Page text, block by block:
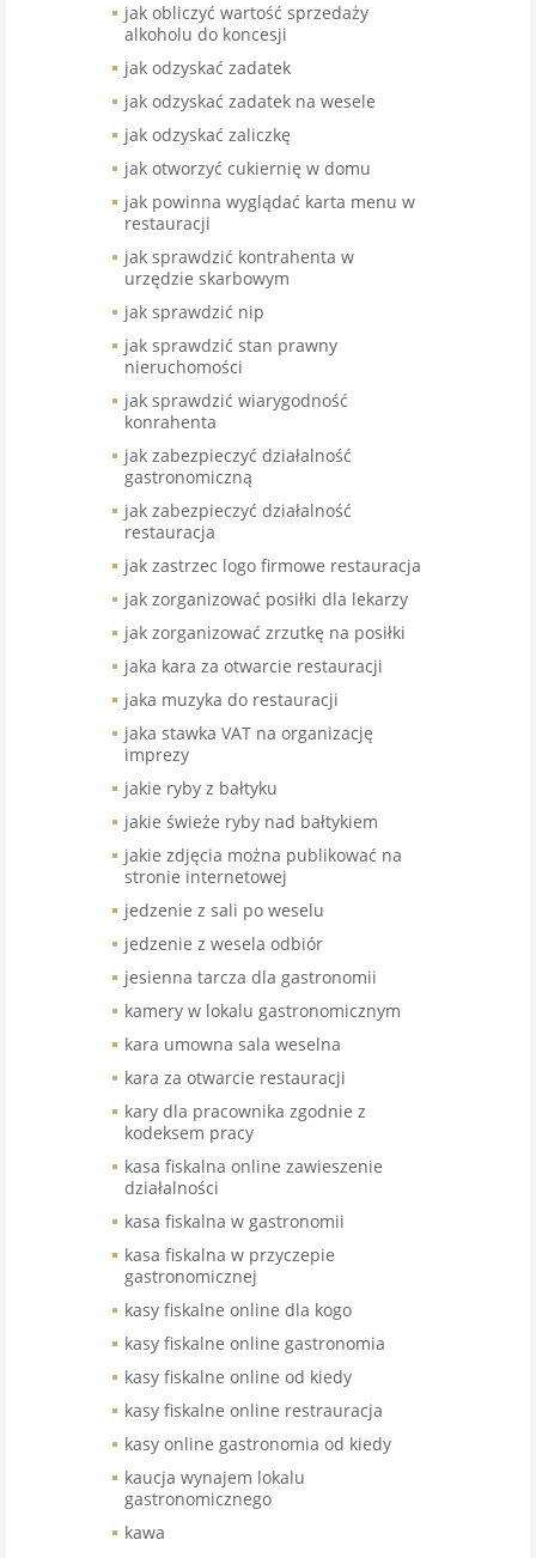
jak obliczyć wartość sprzedaży
alkoholu do koncesji
jak odzyskać zadatek
jak odzyskać zadatek na wesele
jak odzyskać zaliczkę
jak otworzyć cukiernię w domu
jak powinna wyglądać karta menu w
restauracji
jak sprawdzić kontrahenta w
urzędzie skarbowym
jak sprawdzić nip
jak sprawdzić stan prawny
nieruchomości
jak sprawdzić wiarygodność
konrahenta
jak zabezpieczyć działalność
gastronomiczną
jak zabezpieczyć działalność
restauracja
jak zastrzec logo firmowe restauracja
jak zorganizować posiłki dla lekarzy
jak zorganizować zrzutkę na posiłki
jaka kara za otwarcie restauracji
jaka muzyka do restauracji
jaka stawka VAT na organizację
imprezy
jakie ryby z bałtyku
jakie świeże ryby nad bałtykiem
jakie zdjęcia można publikować na
stronie internetowej
jedzenie z sali po weselu
jedzenie z wesela odbiór
jesienna tarcza dla gastronomii
kamery w lokalu gastronomicznym
kara umowna sala weselna
kara za otwarcie restauracji
kary dla pracownika zgodnie z
kodeksem pracy
kasa fiskalna online zawieszenie
działalności
kasa fiskalna w gastronomii
kasa fiskalna w przyczepie
gastronomicznej
kasy fiskalne online dla kogo
kasy fiskalne online gastronomia
kasy fiskalne online od kiedy
kasy fiskalne online restrauracja
kasy online gastronomia od kiedy
kaucja wynajem lokalu
gastronomicznego
kawa